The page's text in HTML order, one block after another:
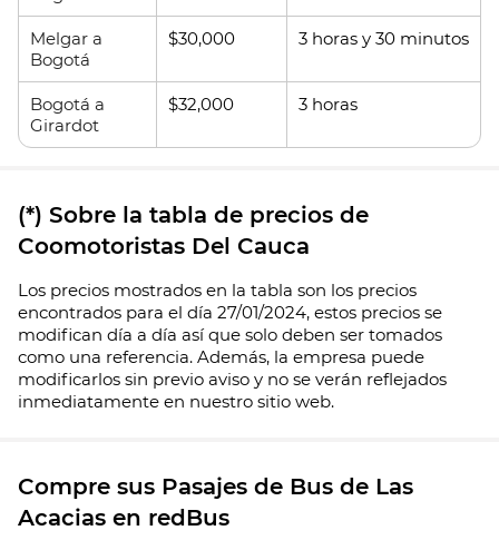
Melgar a
Bogotá
$30,000 3 horas y 30 minutos
Bogotá a
Girardot
$32,000 3 horas
(*) Sobre la tabla de precios de
Coomotoristas Del Cauca
Los precios mostrados en la tabla son los precios
encontrados para el día 27/01/2024, estos precios se
modifican día a día así que solo deben ser tomados
como una referencia. Además, la empresa puede
modificarlos sin previo aviso y no se verán reflejados
inmediatamente en nuestro sitio web.
Compre sus Pasajes de Bus de Las
Acacias en redBus